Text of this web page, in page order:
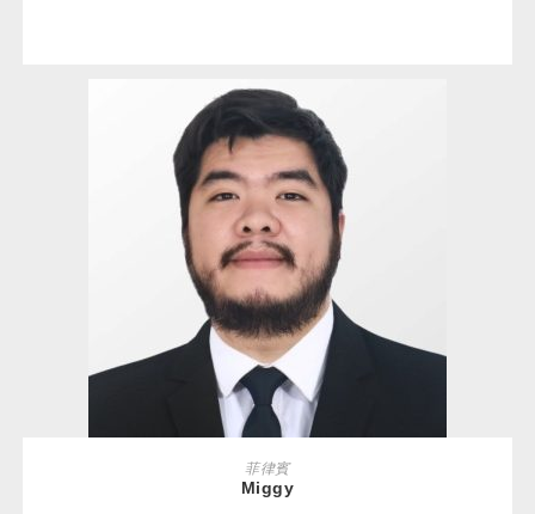
READ MORE
菲律賓
Miggy